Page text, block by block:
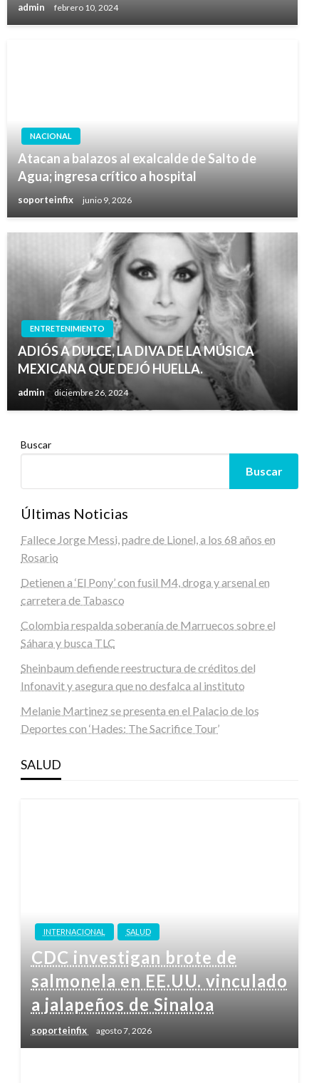
admin febrero 10, 2024
NACIONAL
Atacan a balazos al exalcalde de Salto de
Agua; ingresa crítico a hospital
soporteinfix junio 9, 2026
ENTRETENIMIENTO
ADIÓS A DULCE, LA DIVA DE LA MÚSICA
MEXICANA QUE DEJÓ HUELLA.
admin diciembre 26, 2024
Buscar
Buscar
Últimas Noticias
Fallece Jorge Messi, padre de Lionel, a los 68 años en
Rosario
Detienen a ‘El Pony’ con fusil M4, droga y arsenal en
carretera de Tabasco
Colombia respalda soberanía de Marruecos sobre el
Sáhara y busca TLC
Sheinbaum defiende reestructura de créditos del
Infonavit y asegura que no desfalca al instituto
Melanie Martinez se presenta en el Palacio de los
Deportes con ‘Hades: The Sacrifice Tour’
SALUD
INTERNACIONAL SALUD
CDC investigan brote de
salmonela en EE.UU. vinculado
a jalapeños de Sinaloa
soporteinfix agosto 7, 2026